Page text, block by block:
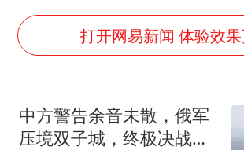
牛津大学一纸声
网传《披荆斩棘
女主硬加吻戏短
浙江台州《告全
打开网易新闻 体验效
中方警告余音未散，俄军
压境双子城，终极决战开